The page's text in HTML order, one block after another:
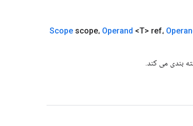
Scope scope، Operand <T> ref،